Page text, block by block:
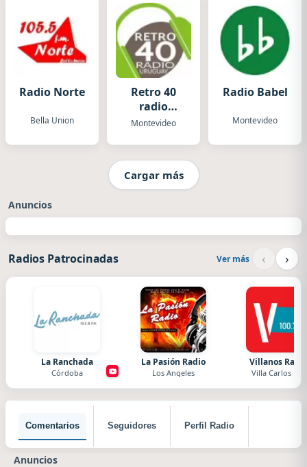
Radio Norte
Bella Union
Retro 40
radio
Uruguay
Montevideo
Radio Babel
Montevideo
Cargar más
Anuncios
Radios Patrocinadas Ver más ‹ ›
La Ranchada
Córdoba
La Pasión Radio
Los Angeles
Villanos
Villa Carlos Paz
Comentarios Seguidores Perfil Radio
Anuncios